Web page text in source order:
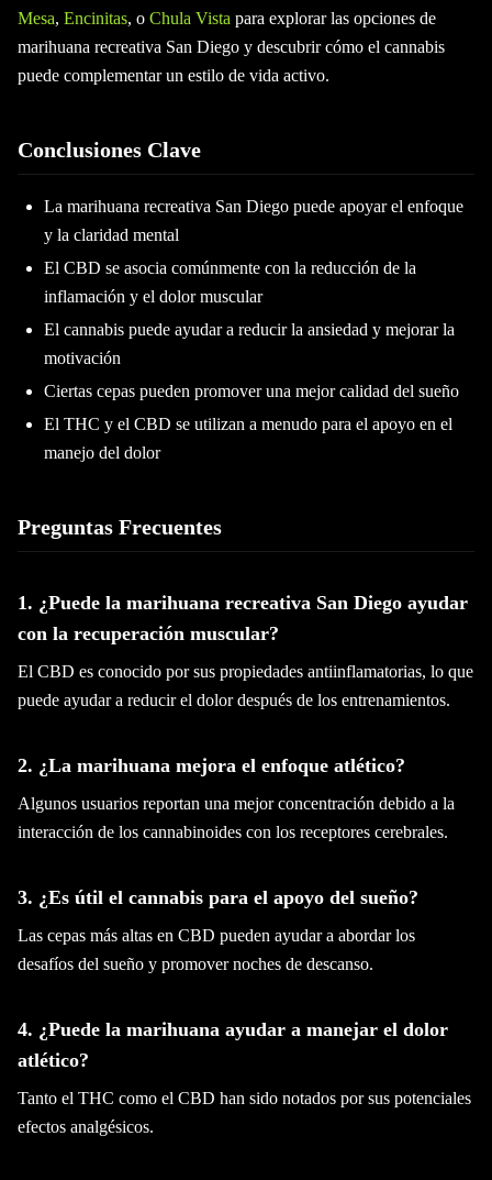
Mesa, Encinitas, o Chula Vista para explorar las opciones de
marihuana recreativa San Diego y descubrir cómo el cannabis
puede complementar un estilo de vida activo.
Conclusiones Clave
La marihuana recreativa San Diego puede apoyar el enfoque
y la claridad mental
El CBD se asocia comúnmente con la reducción de la
inflamación y el dolor muscular
El cannabis puede ayudar a reducir la ansiedad y mejorar la
motivación
Ciertas cepas pueden promover una mejor calidad del sueño
El THC y el CBD se utilizan a menudo para el apoyo en el
manejo del dolor
Preguntas Frecuentes
1. ¿Puede la marihuana recreativa San Diego ayudar
con la recuperación muscular?
El CBD es conocido por sus propiedades antiinflamatorias, lo que
puede ayudar a reducir el dolor después de los entrenamientos.
2. ¿La marihuana mejora el enfoque atlético?
Algunos usuarios reportan una mejor concentración debido a la
interacción de los cannabinoides con los receptores cerebrales.
3. ¿Es útil el cannabis para el apoyo del sueño?
Las cepas más altas en CBD pueden ayudar a abordar los
desafíos del sueño y promover noches de descanso.
4. ¿Puede la marihuana ayudar a manejar el dolor
atlético?
Tanto el THC como el CBD han sido notados por sus potenciales
efectos analgésicos.